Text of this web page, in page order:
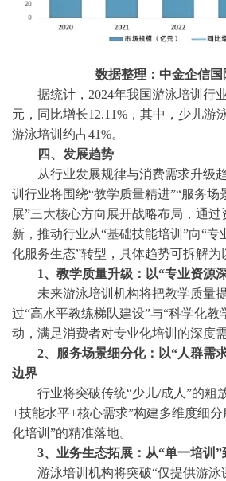
数据整理：中金企信国
据统计， 2024年我国游泳培训行
元，同比增长12.11%，其中，少儿游
游泳培训约占41%。
四、 发展趋势
从行业发展规律与消费需求升级
训行业将围绕“教学质量精进”“服务场
展”三大核心方向展开战略布局，通过
新，推动行业从“基础技能培训”向“专
化服务生态”转型，具体趋势可拆解为
1、教学质量升级：以“专业资源
未来游泳培训机构将把教学质量
过“高水平教练梯队建设”与“科学化教
动，满足消费者对专业化培训的深度需
2、服务场景细分化：以“人群需
边界
行业将突破传统“少儿/成人”的粗
+技能水平+核心需求”构建多维度细分
化培训”的精准落地。
3、业务生态拓展：从“单一培训
游泳培训机构将突破“仅提供游泳